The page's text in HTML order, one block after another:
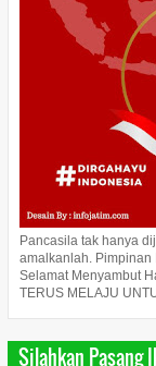
Pancasila tak hanya
amalkanlah. Pimpinan
Selamat Menyambut
TERUS MELAJU
Silahkan Pasang